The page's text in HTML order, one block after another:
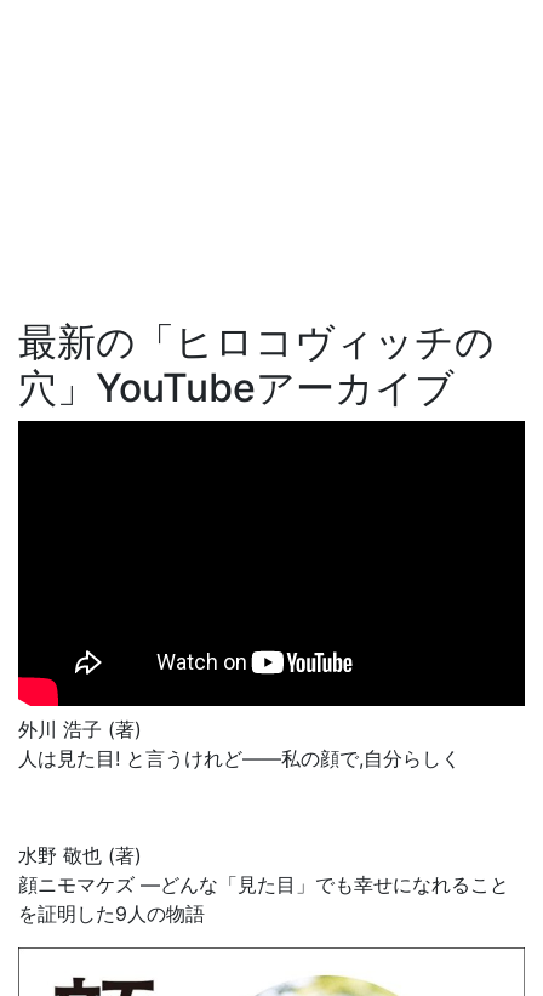
最新の「ヒロコヴィッチの
穴」YouTubeアーカイブ
外川 浩子 (著)
人は見た目! と言うけれど――私の顔で,自分らしく
水野 敬也 (著)
顔ニモマケズ ―どんな「見た目」でも幸せになれること
を証明した9人の物語